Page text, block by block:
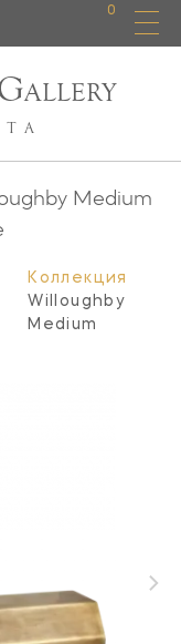
0
ALLERY
Medium
Коллекция
Willoughby
Medium